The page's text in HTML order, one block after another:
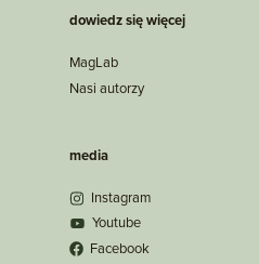
dowiedz się więcej
MagLab
Nasi autorzy
media
Instagram
Youtube
Facebook